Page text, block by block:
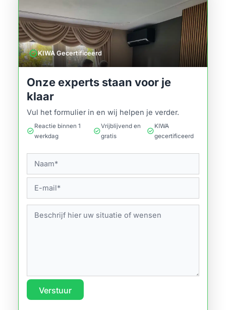
verifiedKIWA Gecertificeerd
Onze experts staan voor je
klaar
Vul het formulier in en wij helpen je verder.
check_circle
Reactie binnen 1
werkdag
check_circle
Vrijblijvend en
gratis
check_circle
KIWA
gecertificeerd
Verstuur